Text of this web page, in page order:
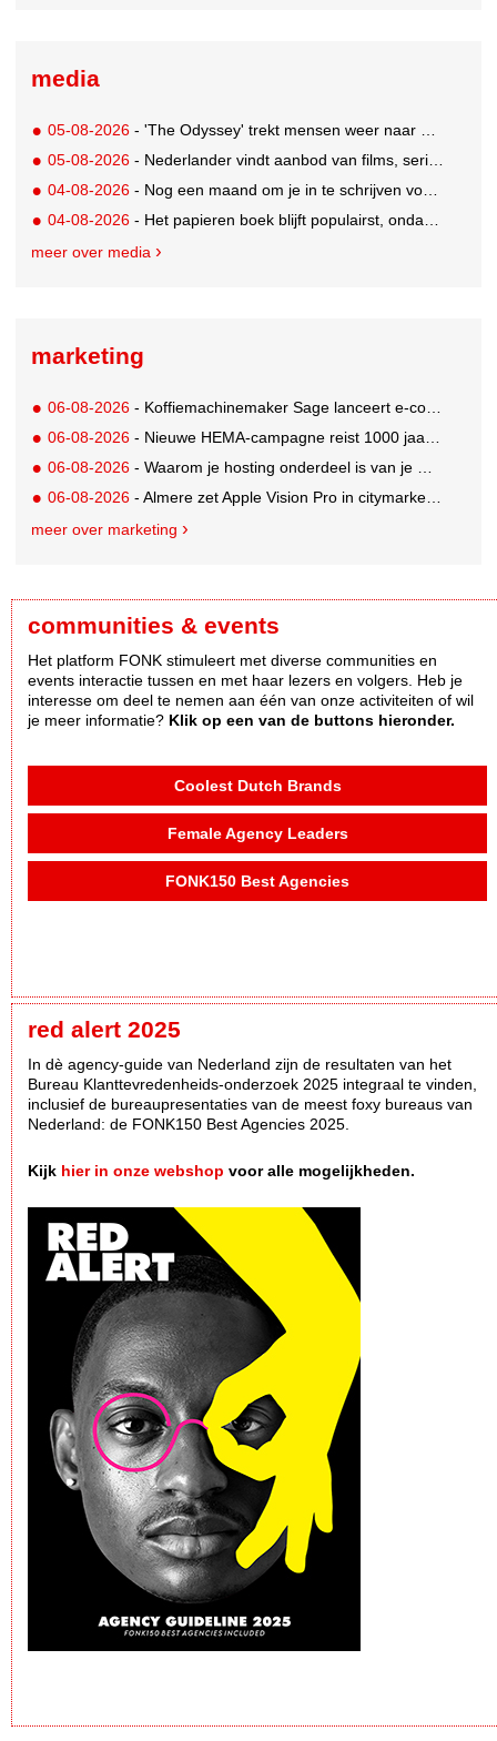
media
05-08-2026 - 'The Odyssey' trekt mensen weer naar de bioscoop
05-08-2026 - Nederlander vindt aanbod van films, series en sport vaak versnipperd
04-08-2026 - Nog een maand om je in te schrijven voor de Mercurs 2026
04-08-2026 - Het papieren boek blijft populairst, ondanks digitale alternatieven
meer over media
marketing
06-08-2026 - Koffiemachinemaker Sage lanceert e-commerceplatform voor koffieliefhebbers
06-08-2026 - Nieuwe HEMA-campagne reist 1000 jaar terug in de tijd naar 'Hemastein'
06-08-2026 - Waarom je hosting onderdeel is van je merkstrategie
06-08-2026 - Almere zet Apple Vision Pro in citymarketing
meer over marketing
communities & events
Het platform FONK stimuleert met diverse communities en
events interactie tussen en met haar lezers en volgers. Heb je
interesse om deel te nemen aan één van onze activiteiten of wil
je meer informatie? Klik op een van de buttons hieronder.
Coolest Dutch Brands
Female Agency Leaders
FONK150 Best Agencies
red alert 2025
In dè agency-guide van Nederland zijn de resultaten van het
Bureau Klanttevredenheids-onderzoek 2025 integraal te vinden,
inclusief de bureaupresentaties van de meest foxy bureaus van
Nederland: de FONK150 Best Agencies 2025.
Kijk hier in onze webshop voor alle mogelijkheden.